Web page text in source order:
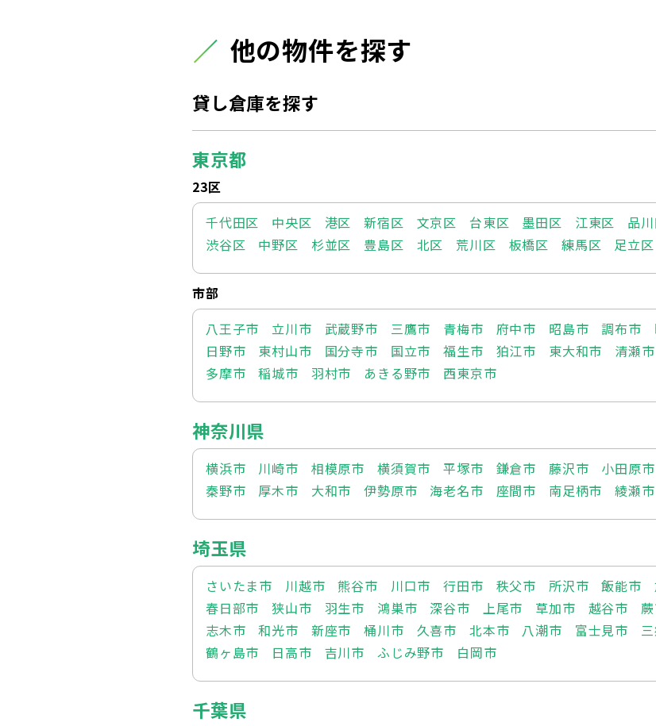
他の物件を探す
貸し倉庫を探す
東京都
23区
千代田区
中央区 港区 新宿区 文京区 台東区 墨田区 江東区 品
渋谷区
中野区 杉並区 豊島区 北区 荒川区 板橋区 練馬区 足立区
市部
八王子市
立川市 武蔵野市 三鷹市 青梅市 府中市 昭島市 調布市
日野市
東村山市 国分寺市 国立市 福生市 狛江市 東大和市 清瀬市
多摩市
稲城市 羽村市 あきる野市 西東京市
神奈川県
横浜市 川崎市 相模原市 横須賀市 平塚市 鎌倉市 藤沢市 小田原市
秦野市
厚木市 大和市 伊勢原市 海老名市 座間市 南足柄市 綾瀬市
埼玉県
さいたま市 川越市 熊谷市 川口市 行田市 秩父市 所沢市 飯能市
春日部市
狭山市 羽生市 鴻巣市 深谷市 上尾市 草加市 越谷市
志木市
和光市 新座市 桶川市 久喜市 北本市 八潮市 富士見市
鶴ヶ島市
日高市 吉川市 ふじみ野市 白岡市
千葉県